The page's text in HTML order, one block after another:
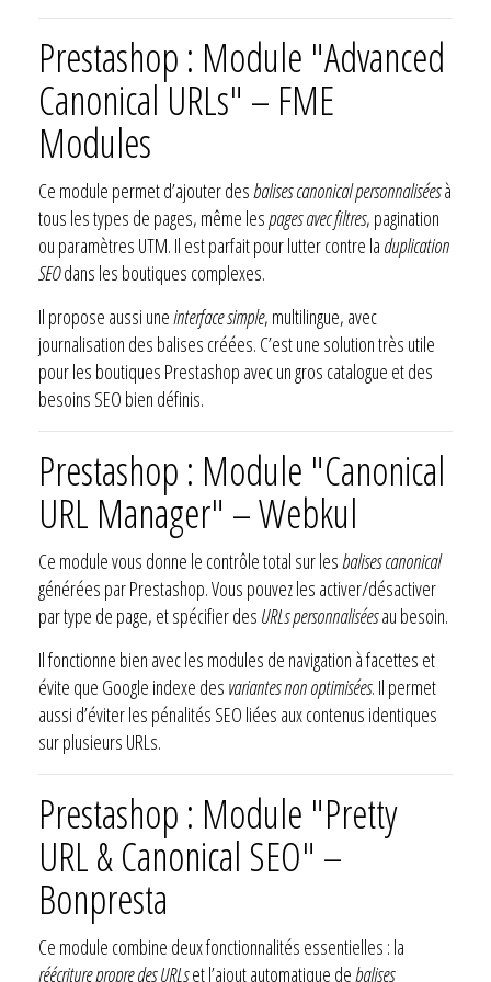
Prestashop : Module "Advanced
Canonical URLs" – FME
Modules
Ce module permet d’ajouter des balises canonical personnaliséesà
tous les types de pages, même lespages avec filtres, pagination
ou paramètres UTM. Il est parfait pour lutter contre la duplication
SEOdans les boutiques complexes.
Il propose aussi uneinterface simple, multilingue, avec
journalisation des balises créées. C’est une solution très utile
pour les boutiques Prestashop avec un gros catalogue et des
besoins SEO bien définis.
Prestashop : Module "Canonical
URL Manager" – Webkul
Ce module vous donne le contrôle total sur les balises canonical
générées par Prestashop. Vous pouvez les activer/désactiver
par type de page, et spécifier des URLs personnaliséesau besoin.
Il fonctionne bien avec les modules de navigation à facettes et
évite que Google indexe des variantes non optimisées. Il permet
aussi d’éviter les pénalités SEO liées aux contenus identiques
sur plusieurs URLs.
Prestashop : Module "Pretty
URL & Canonical SEO" –
Bonpresta
Ce module combine deux fonctionnalités essentielles : la
réécriture propre des URLset l’ajout automatique de balises